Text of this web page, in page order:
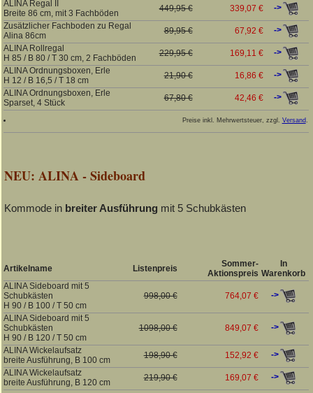
ALINA Regal II
Breite 86 cm, mit 3 Fachböden
449,95 € 339,07 €
->
Zusätzlicher Fachboden zu Regal
Alina 86cm
89,95 € 67,92 €
->
ALINA Rollregal
H 85 / B 80 / T 30 cm, 2 Fachböden
229,95 € 169,11 €
->
ALINA Ordnungsboxen, Erle
H 12 / B 16,5 / T 18 cm
21,90 € 16,86 €
->
ALINA Ordnungsboxen, Erle
Sparset, 4 Stück
67,80 € 42,46 € ->
Preise inkl. Mehrwertsteuer, zzgl. Versand
NEU: ALINA - Sideboard
Kommode in breiter Ausführung mit 5 Schubkästen
Artikelname Listenpreis
Sommer-
Aktionspreis
In
Warenkorb
ALINA Sideboard mit 5
Schubkästen
H 90 / B 100 / T 50 cm
998,00 € 764,07 € ->
ALINA Sideboard mit 5
Schubkästen
H 90 / B 120 / T 50 cm
1098,00 € 849,07 € ->
ALINA Wickelaufsatz
breite Ausführung, B 100 cm
198,90 € 152,92 €
->
ALINA Wickelaufsatz
breite Ausführung, B 120 cm
219,90 € 169,07 € ->